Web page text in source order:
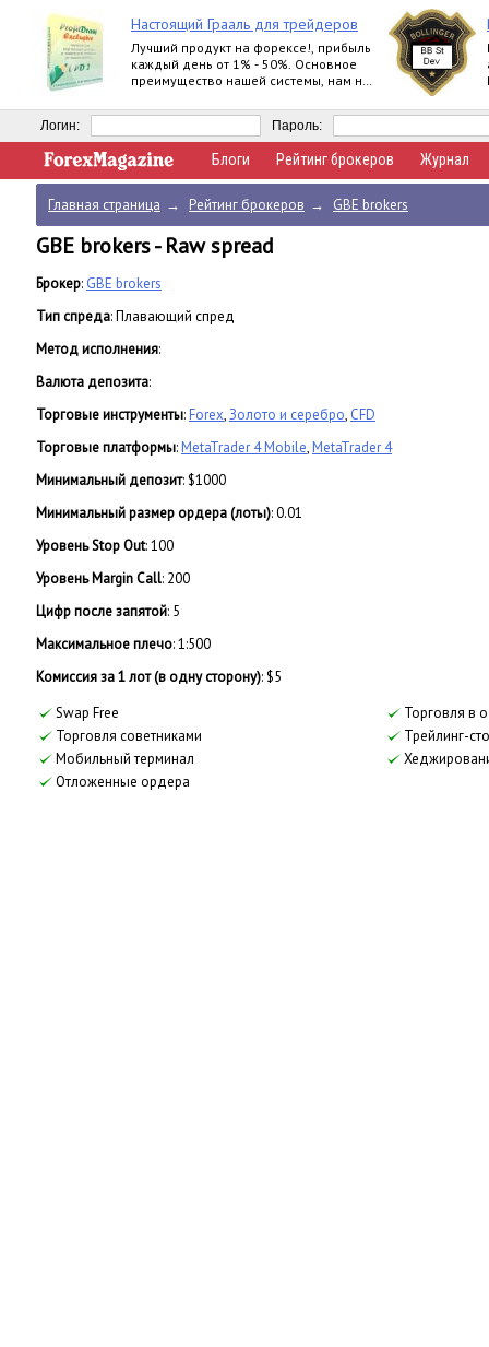
Настоящий Грааль для трейдеров
Лучший продукт на форексе!, прибыль
каждый день от 1% - 50%. Основное
преимущество нашей системы, нам не
прибыли
Логин: Пароль:
Блоги Рейтинг брокеров Журнал
Главная страница → Рейтинг брокеров → GBE brokers
GBE brokers - Raw spread
Брокер: GBE brokers
Тип спреда: Плавающий спред
Метод исполнения:
Валюта депозита:
Торговые инструменты:Forex,Золото и серебро, CFD
Торговые платформы:MetaTrader 4 Mobile,MetaTrader 4
Минимальный депозит: $1000
Минимальный размер ордера (лоты): 0.01
Уровень Stop Out: 100
Уровень Margin Call: 200
Цифр после запятой: 5
Максимальное плечо: 1:500
Комиссия за 1 лот (в одну сторону): $5
Swap Free
Торговля в
Торговля советниками
Трейлинг-
Мобильный терминал
Отложенные ордера